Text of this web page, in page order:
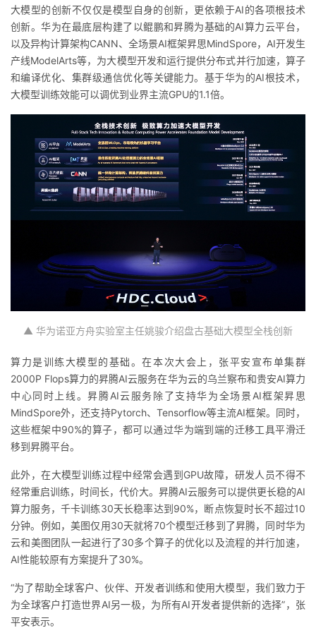
大模型的创新不仅仅是模型自身的创新，更依赖于AI的各项根技术
创新。华为在最底层构建了以鲲鹏和昇腾为基础的AI算力云平台，
以及异构计算架构CANN、全场景AI框架昇思MindSpore，AI开发生
产线ModelArts等，为大模型开发和运行提供分布式并行加速，算子
和编译优化、 集群级通信优化等关键能力。基于华为的AI根技术，
大模型训练效能可以调优到业界主流GPU的1.1倍。
▲ 华为诺亚方舟实验室主任姚骏介绍盘古基础大模型全栈创新
算力是训练大模型的基础。在本次大会上，张平安宣布单集群
2000P Flops算力的昇腾AI云服务在华为云的乌兰察布和贵安AI算力
中心同时上线。昇腾AI云服务除了支持华为全场景AI框架昇思
MindSpore外，还支持Pytorch、 Tensorflow等主流AI框架。同时，
这些框架中90%的算子，都可以通过华为端到端的迁移工具平滑迁
移到昇腾平台。
此外，在大模型训练过程中经常会遇到GPU故障，研发人员不得不
经常重启训练，时间长，代价大。昇腾AI云服务可以提供更长稳的AI
算力服务，千卡训练30天长稳率达到90%，断点恢复时长不超过10
分钟。例如，美图仅用30天就将70个模型迁移到了昇腾，同时华为
云和美图团队一起进行了30多个算子的优化以及流程的并行加速，
AI性能较原有方案提升了30%。
“为了帮助全球客户、伙伴、开发者训练和使用大模型，我们致力于
为全球客户打造世界AI另一极，为所有AI开发者提供新的选择”，张
平安表示。